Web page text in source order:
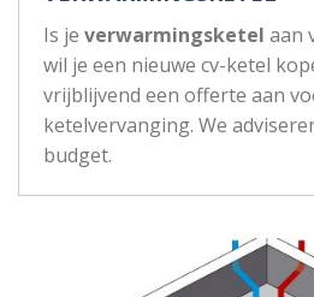
Is je verwarmingsketel aan
wil je een nieuwe cv-ketel
vrijblijvend een offerte aan
ketelvervanging. We
budget.